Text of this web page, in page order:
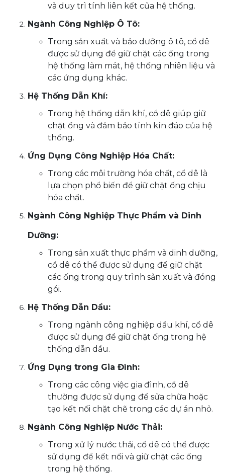
và duy trì tính liên kết của hệ thống.
Ngành Công Nghiệp Ô Tô:
Trong sản xuất và bảo dưỡng ô tô, cổ dê
được sử dụng để giữ chặt các ống trong
hệ thống làm mát, hệ thống nhiên liệu và
các ứng dụng khác.
Hệ Thống Dẫn Khí:
Trong hệ thống dẫn khí, cổ dê giúp giữ
chặt ống và đảm bảo tính kín đáo của hệ
thống.
Ứng Dụng Công Nghiệp Hóa Chất:
Trong các môi trường hóa chất, cổ dê là
lựa chọn phổ biến để giữ chặt ống chịu
hóa chất.
Ngành Công Nghiệp Thực Phẩm và Dinh
Dưỡng:
Trong sản xuất thực phẩm và dinh dưỡng,
cổ dê có thể được sử dụng để giữ chặt
các ống trong quy trình sản xuất và đóng
gói.
Hệ Thống Dẫn Dầu:
Trong ngành công nghiệp dầu khí, cổ dê
được sử dụng để giữ chặt ống trong hệ
thống dẫn dầu.
Ứng Dụng trong Gia Đình:
Trong các công việc gia đình, cổ dê
thường được sử dụng để sửa chữa hoặc
tạo kết nối chặt chẽ trong các dự án nhỏ.
Ngành Công Nghiệp Nước Thải:
Trong xử lý nước thải, cổ dê có thể được
sử dụng để kết nối và giữ chặt các ống
trong hệ thống.